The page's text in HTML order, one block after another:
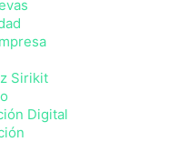
Sirikit
Digital